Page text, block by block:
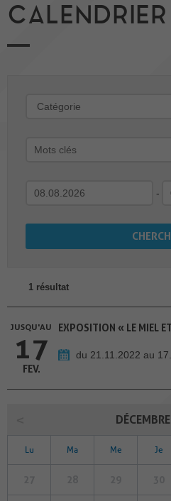
CALENDRIER
-
1 résultat
JUSQU'AU
17
FEV.
EXPOSITION « LE MIEL
du 21.11.2022 au
Lu Ma Me Je